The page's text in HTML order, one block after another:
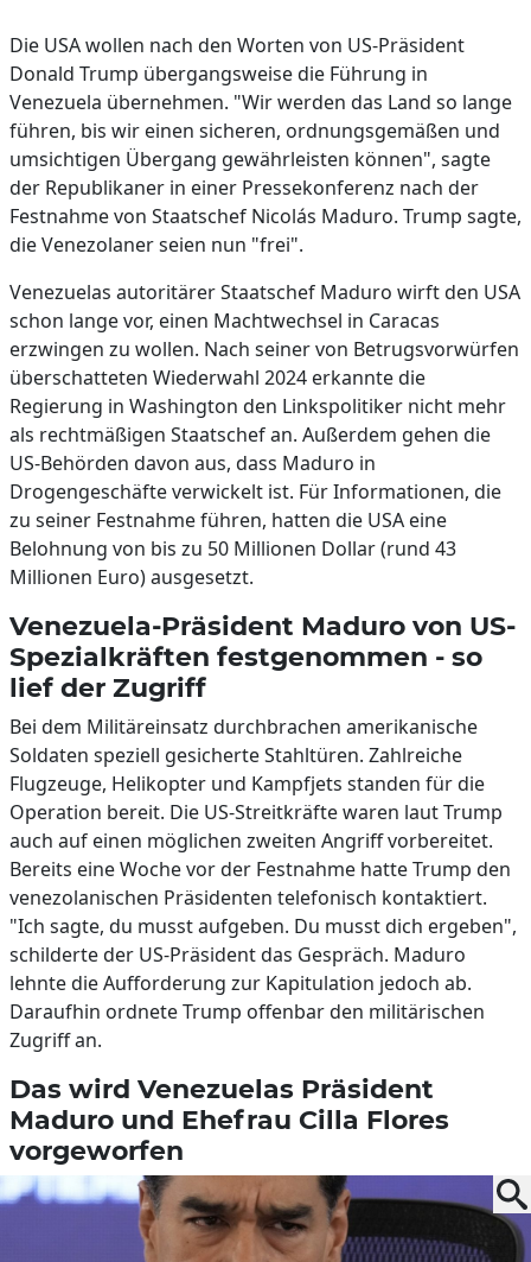
Die USA wollen nach den Worten von US-Präsident
Donald Trump übergangsweise die Führung in
Venezuela übernehmen. "Wir werden das Land so lange
führen, bis wir einen sicheren, ordnungsgemäßen und
umsichtigen Übergang gewährleisten können", sagte
der Republikaner in einer Pressekonferenz nach der
Festnahme von Staatschef Nicolás Maduro. Trump sagte,
die Venezolaner seien nun "frei".
Venezuelas autoritärer Staatschef Maduro wirft den USA
schon lange vor, einen Machtwechsel in Caracas
erzwingen zu wollen. Nach seiner von Betrugsvorwürfen
überschatteten Wiederwahl 2024 erkannte die
Regierung in Washington den Linkspolitiker nicht mehr
als rechtmäßigen Staatschef an. Außerdem gehen die
US-Behörden davon aus, dass Maduro in
Drogengeschäfte verwickelt ist. Für Informationen, die
zu seiner Festnahme führen, hatten die USA eine
Belohnung von bis zu 50 Millionen Dollar (rund 43
Millionen Euro) ausgesetzt.
Venezuela-Präsident Maduro von US-
Spezialkräften festgenommen - so
lief der Zugriff
Bei dem Militäreinsatz durchbrachen amerikanische
Soldaten speziell gesicherte Stahltüren. Zahlreiche
Flugzeuge, Helikopter und Kampfjets standen für die
Operation bereit. Die US-Streitkräfte waren laut Trump
auch auf einen möglichen zweiten Angriff vorbereitet.
Bereits eine Woche vor der Festnahme hatte Trump den
venezolanischen Präsidenten telefonisch kontaktiert.
"Ich sagte, du musst aufgeben. Du musst dich ergeben",
schilderte der US-Präsident das Gespräch. Maduro
lehnte die Aufforderung zur Kapitulation jedoch ab.
Daraufhin ordnete Trump offenbar den militärischen
Zugriff an.
Das wird Venezuelas Präsident
Maduro und Ehefrau Cilla Flores
vorgeworfen